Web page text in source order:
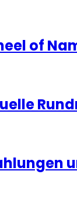
of